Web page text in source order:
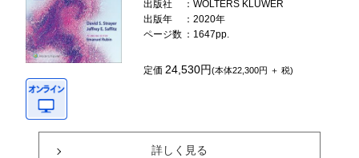
出版社
：WOLTERS KLUWER
出版年
：2020年
ページ数 ：1647pp.
定価24,530円(本体22,300円 ＋ 税)
詳しく見る